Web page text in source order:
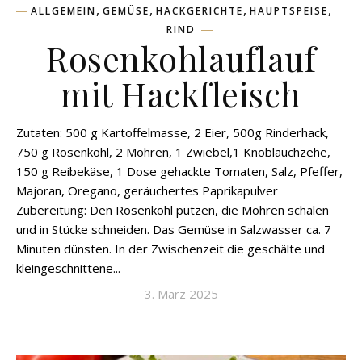
ALLGEMEIN, GEMÜSE, HACKGERICHTE, HAUPTSPEISE,
RIND
Rosenkohlauflauf
mit Hackfleisch
Zutaten: 500 g Kartoffelmasse, 2 Eier, 500g Rinderhack,
750 g Rosenkohl, 2 Möhren, 1 Zwiebel,1 Knoblauchzehe,
150 g Reibekäse, 1 Dose gehackte Tomaten, Salz, Pfeffer,
Majoran, Oregano, geräuchertes Paprikapulver
Zubereitung: Den Rosenkohl putzen, die Möhren schälen
und in Stücke schneiden. Das Gemüse in Salzwasser ca. 7
Minuten dünsten. In der Zwischenzeit die geschälte und
kleingeschnittene...
3. März 2025